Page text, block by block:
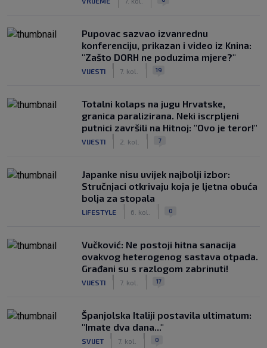
Pupovac sazvao izvanrednu
konferenciju, prikazan i video iz Knina:
"Zašto DORH ne poduzima mjere?"
VIJESTI 7. kol. 19
Totalni kolaps na jugu Hrvatske,
granica paralizirana. Neki iscrpljeni
putnici završili na Hitnoj: "Ovo je teror!"
VIJESTI 2. kol. 7
Japanke nisu uvijek najbolji izbor:
Stručnjaci otkrivaju koja je ljetna obuća
bolja za stopala
LIFESTYLE 6. kol. 0
Vučković: Ne postoji hitna sanacija
ovakvog heterogenog sastava otpada.
Građani su s razlogom zabrinuti!
VIJESTI 7. kol. 17
Španjolska Italiji postavila ultimatum:
"Imate dva dana..."
SVIJET 7. kol. 0